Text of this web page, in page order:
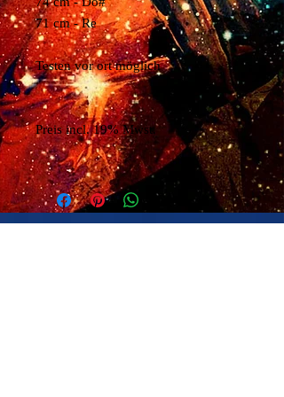
71 cm - Re
Testen vor ort möglich
Preis incl. 19% Mwst.